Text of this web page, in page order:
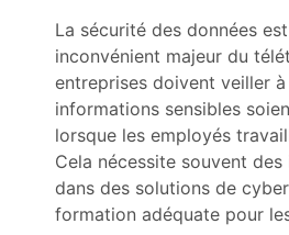
La sécurité des données
inconvénient majeur du
entreprises doivent veiller
informations sensibles
lorsque les employés
Cela nécessite souvent
dans des solutions de
formation adéquate pour